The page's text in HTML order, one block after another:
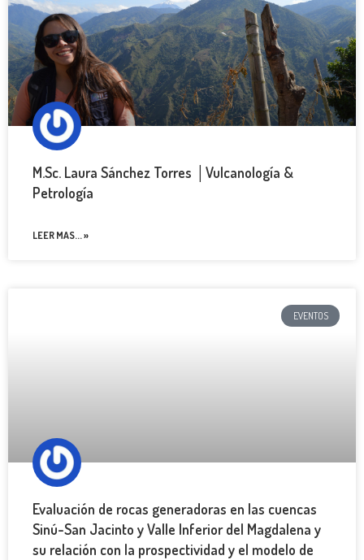
M.Sc. Laura Sánchez Torres │Vulcanología &
Petrología
LEER MAS... »
EVENTOS
Evaluación de rocas generadoras en las cuencas
Sinú-San Jacinto y Valle Inferior del Magdalena y
su relación con la prospectividad y el modelo de